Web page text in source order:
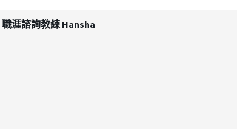
涯諮詢教練 Hansha